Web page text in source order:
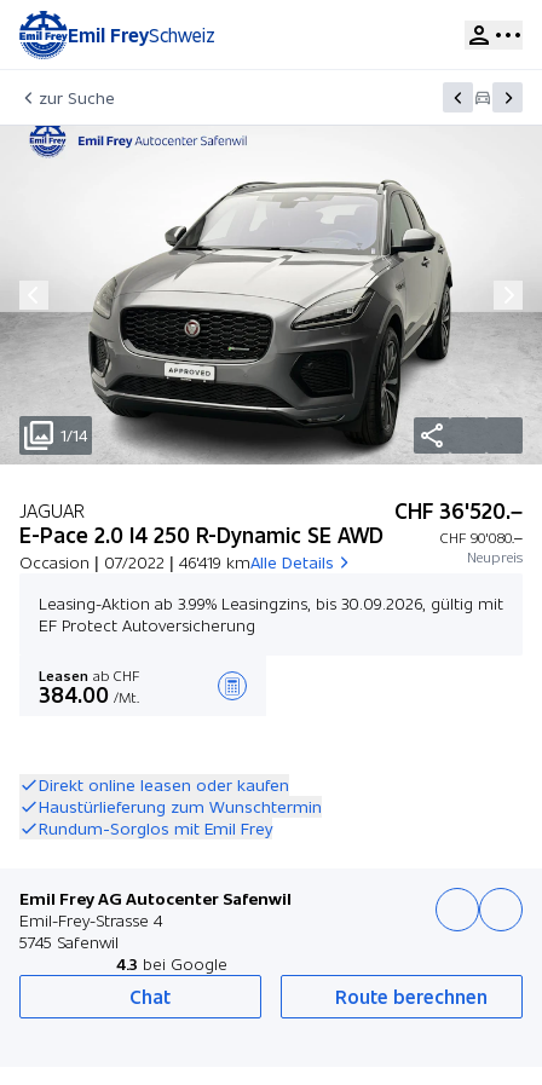
Emil FreySchweiz
zur Suche
1/14
JAGUAR
E-Pace 2.0 I4 250 R-Dynamic SE AWD
Occasion | 07/2022 | 46'419 kmAlle Details
CHF 36'520.–
CHF 90'080.–
Neupreis
Leasing-Aktion ab 3.99% Leasingzins, bis 30.09.2026, gültig mit
EF Protect Autoversicherung
Leasen ab CHF
384.00 /Mt.
Direkt online leasen oder kaufen
Haustürlieferung zum Wunschtermin
Rundum-Sorglos mit Emil Frey
Emil Frey AG Autocenter Safenwil
Emil-Frey-Strasse 4
5745 Safenwil
4.3 bei Google
Chat Route berechnen